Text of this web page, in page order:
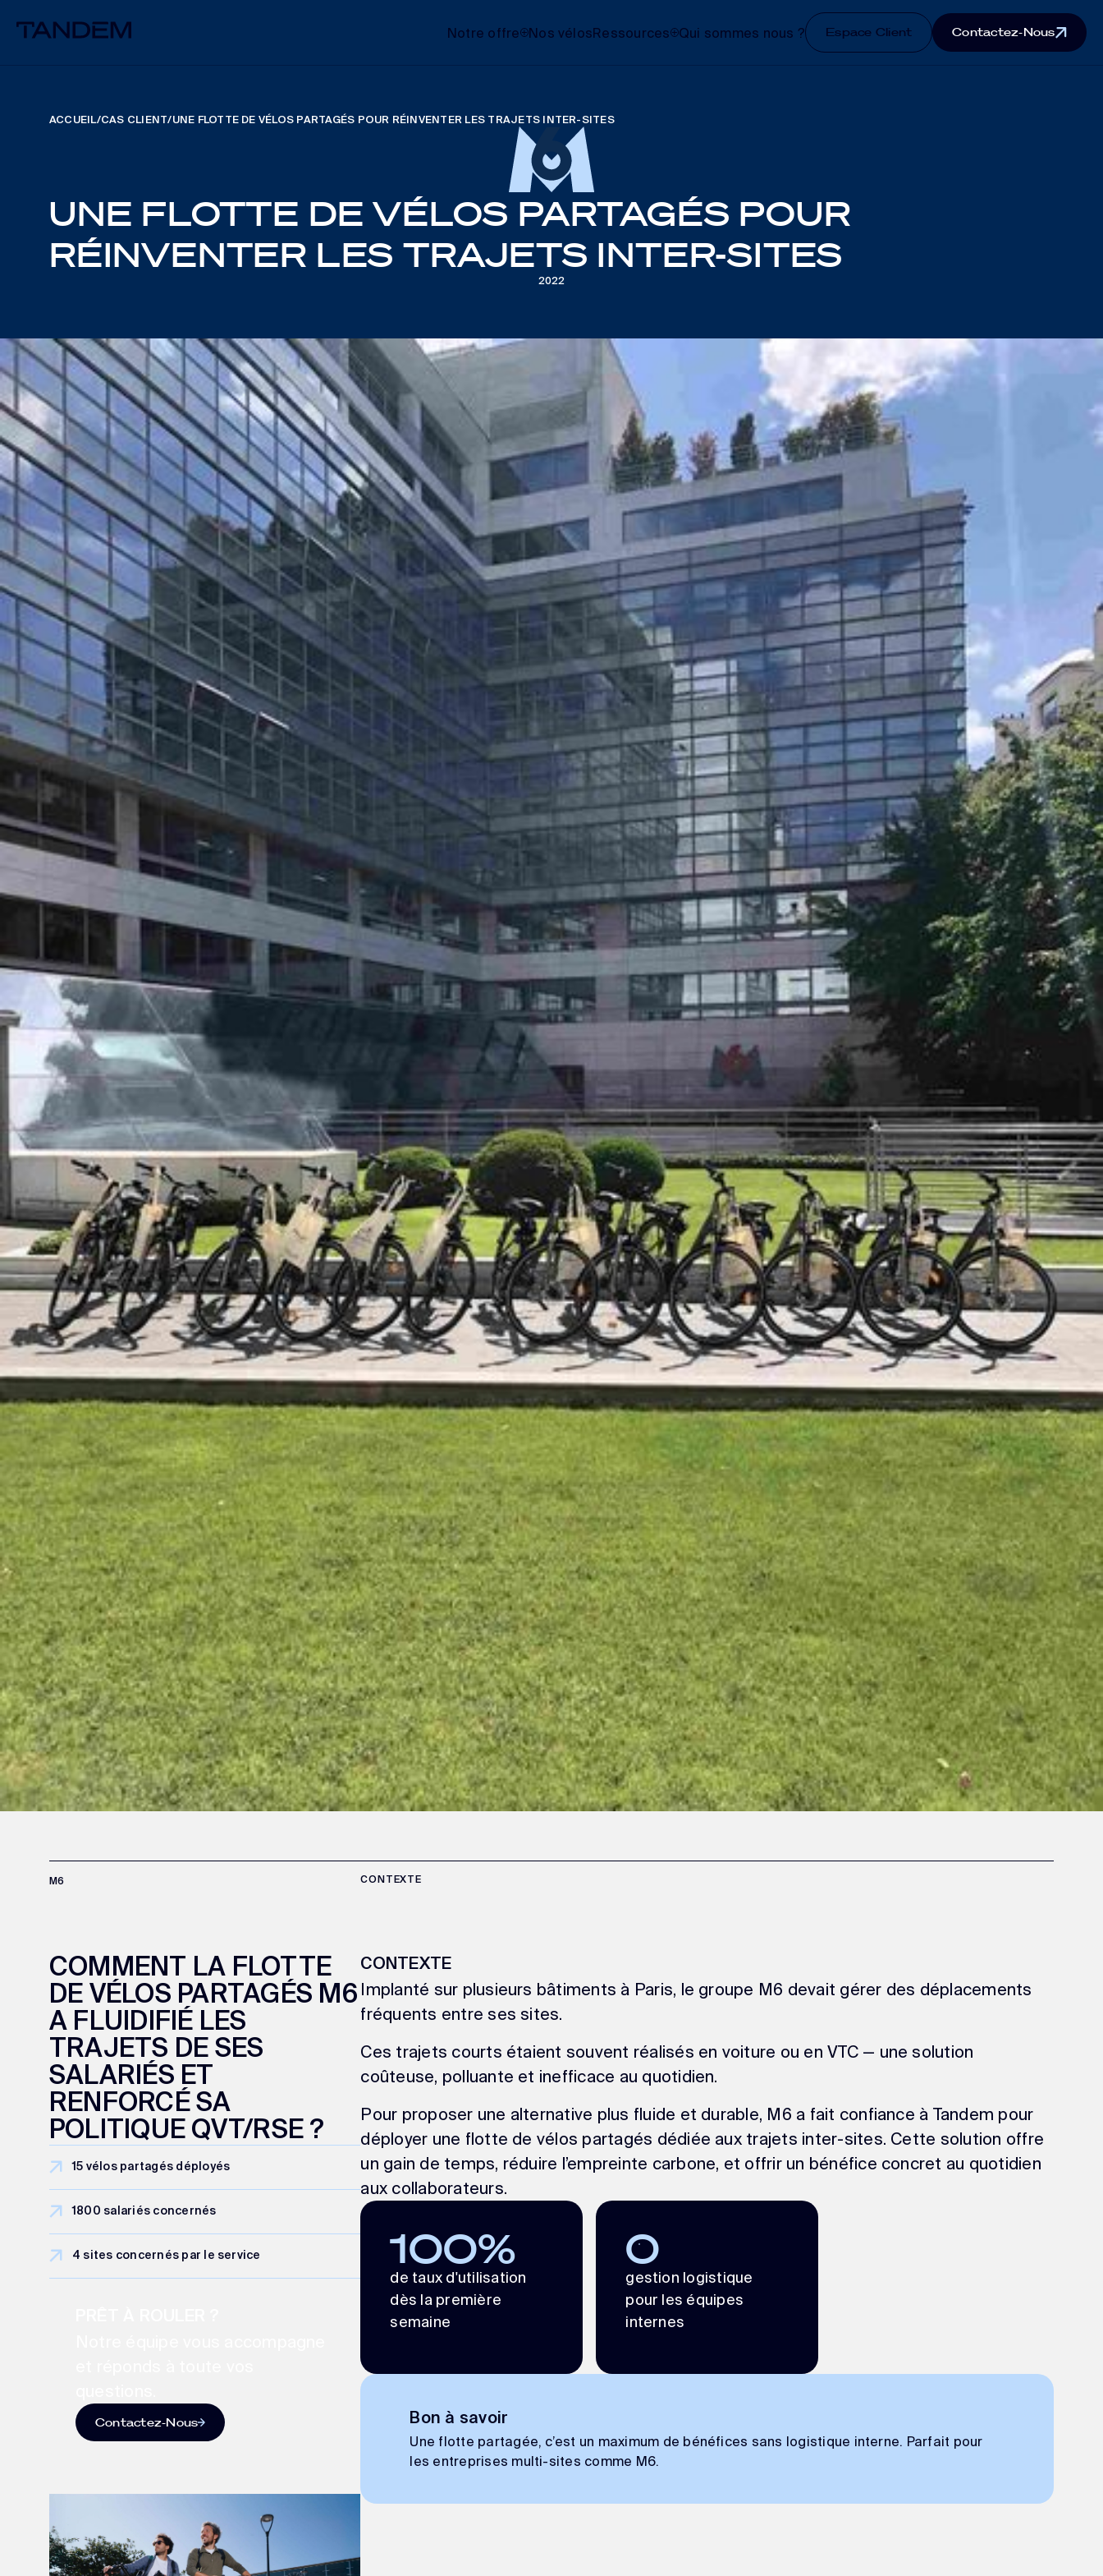
Notre offre Nos vélosRessources Qui sommes nous ? Espace Client Contactez-Nous
ACCUEIL/CAS CLIENT/UNE FLOTTE DE VÉLOS PARTAGÉS POUR RÉINVENTER LES TRAJETS INTER-SITES
UNE FLOTTE DE VÉLOS PARTAGÉS POUR
RÉINVENTER LES TRAJETS INTER-SITES
2022
M6
COMMENT LA FLOTTE
DE VÉLOS PARTAGÉS M6
A FLUIDIFIÉ LES
TRAJETS DE SES
SALARIÉS ET
RENFORCÉ SA
POLITIQUE QVT/RSE ?
15 vélos partagés déployés
1800 salariés concernés
4 sites concernés par le service
Contactez-Nous
CONTEXTE
CONTEXTE
Implanté sur plusieurs bâtiments à Paris, le groupe M6 devait gérer des déplacements
fréquents entre ses sites.
Ces trajets courts étaient souvent réalisés en voiture ou en VTC — une solution
coûteuse, polluante et inefficace au quotidien.
Pour proposer une alternative plus fluide et durable, M6 a fait confiance à Tandem pour
déployer une flotte de vélos partagés dédiée aux trajets inter-sites. Cette solution offre
un gain de temps, réduire l’empreinte carbone, et offrir un bénéfice concret au quotidien
aux collaborateurs.
100%
de taux d'utilisation
dès la première
semaine
0
gestion logistique
pour les équipes
internes
Bon à savoir
Une flotte partagée, c’est un maximum de bénéfices sans logistique interne. Parfait pour
les entreprises multi-sites comme M6.